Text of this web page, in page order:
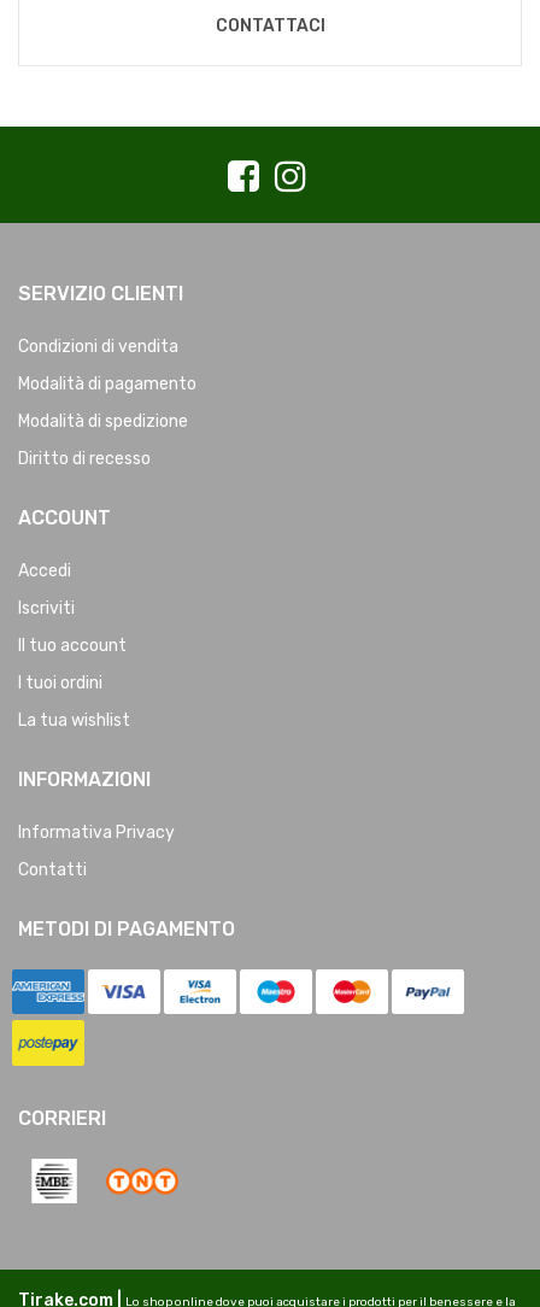
CONTATTACI
SERVIZIO CLIENTI
Condizioni di vendita
Modalità di pagamento
Modalità di spedizione
Diritto di recesso
ACCOUNT
Accedi
Iscriviti
Il tuo account
I tuoi ordini
La tua wishlist
INFORMAZIONI
Informativa Privacy
Contatti
METODI DI PAGAMENTO
CORRIERI
Tirake.com | Lo shop online dove puoi acquistare i prodotti per il benessere e la